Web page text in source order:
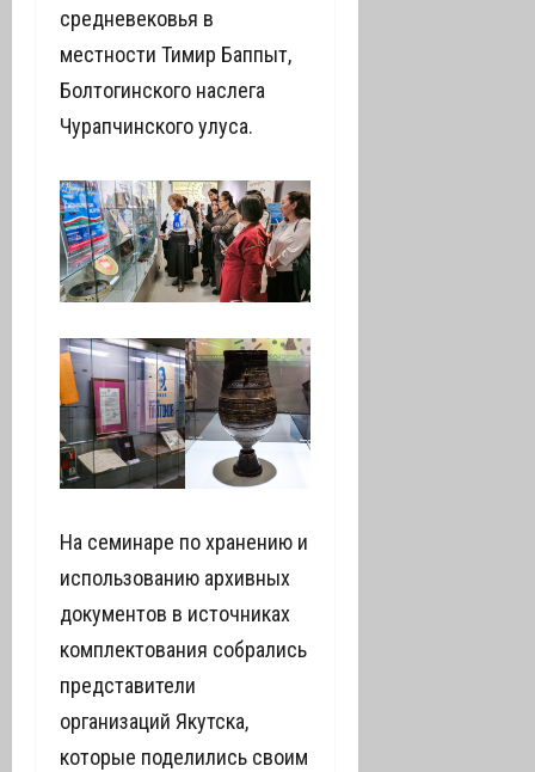
средневековья в
местности Тимир Баппыт,
Болтогинского наслега
Чурапчинского улуса.
На семинаре по хранению и
использованию архивных
документов в источниках
комплектования собрались
представители
организаций Якутска,
которые поделились своим